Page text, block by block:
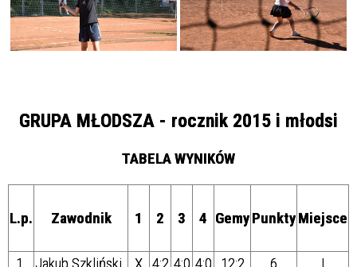
GRUPA MŁODSZA - rocznik 2015 i młodsi
TABELA WYNIKÓW
L.p. Zawodnik 1 2 3 4 GemyPunktyMiejsce
1. Jakub Szkliński X 4:2 4:0 4:0 12:2 6
I